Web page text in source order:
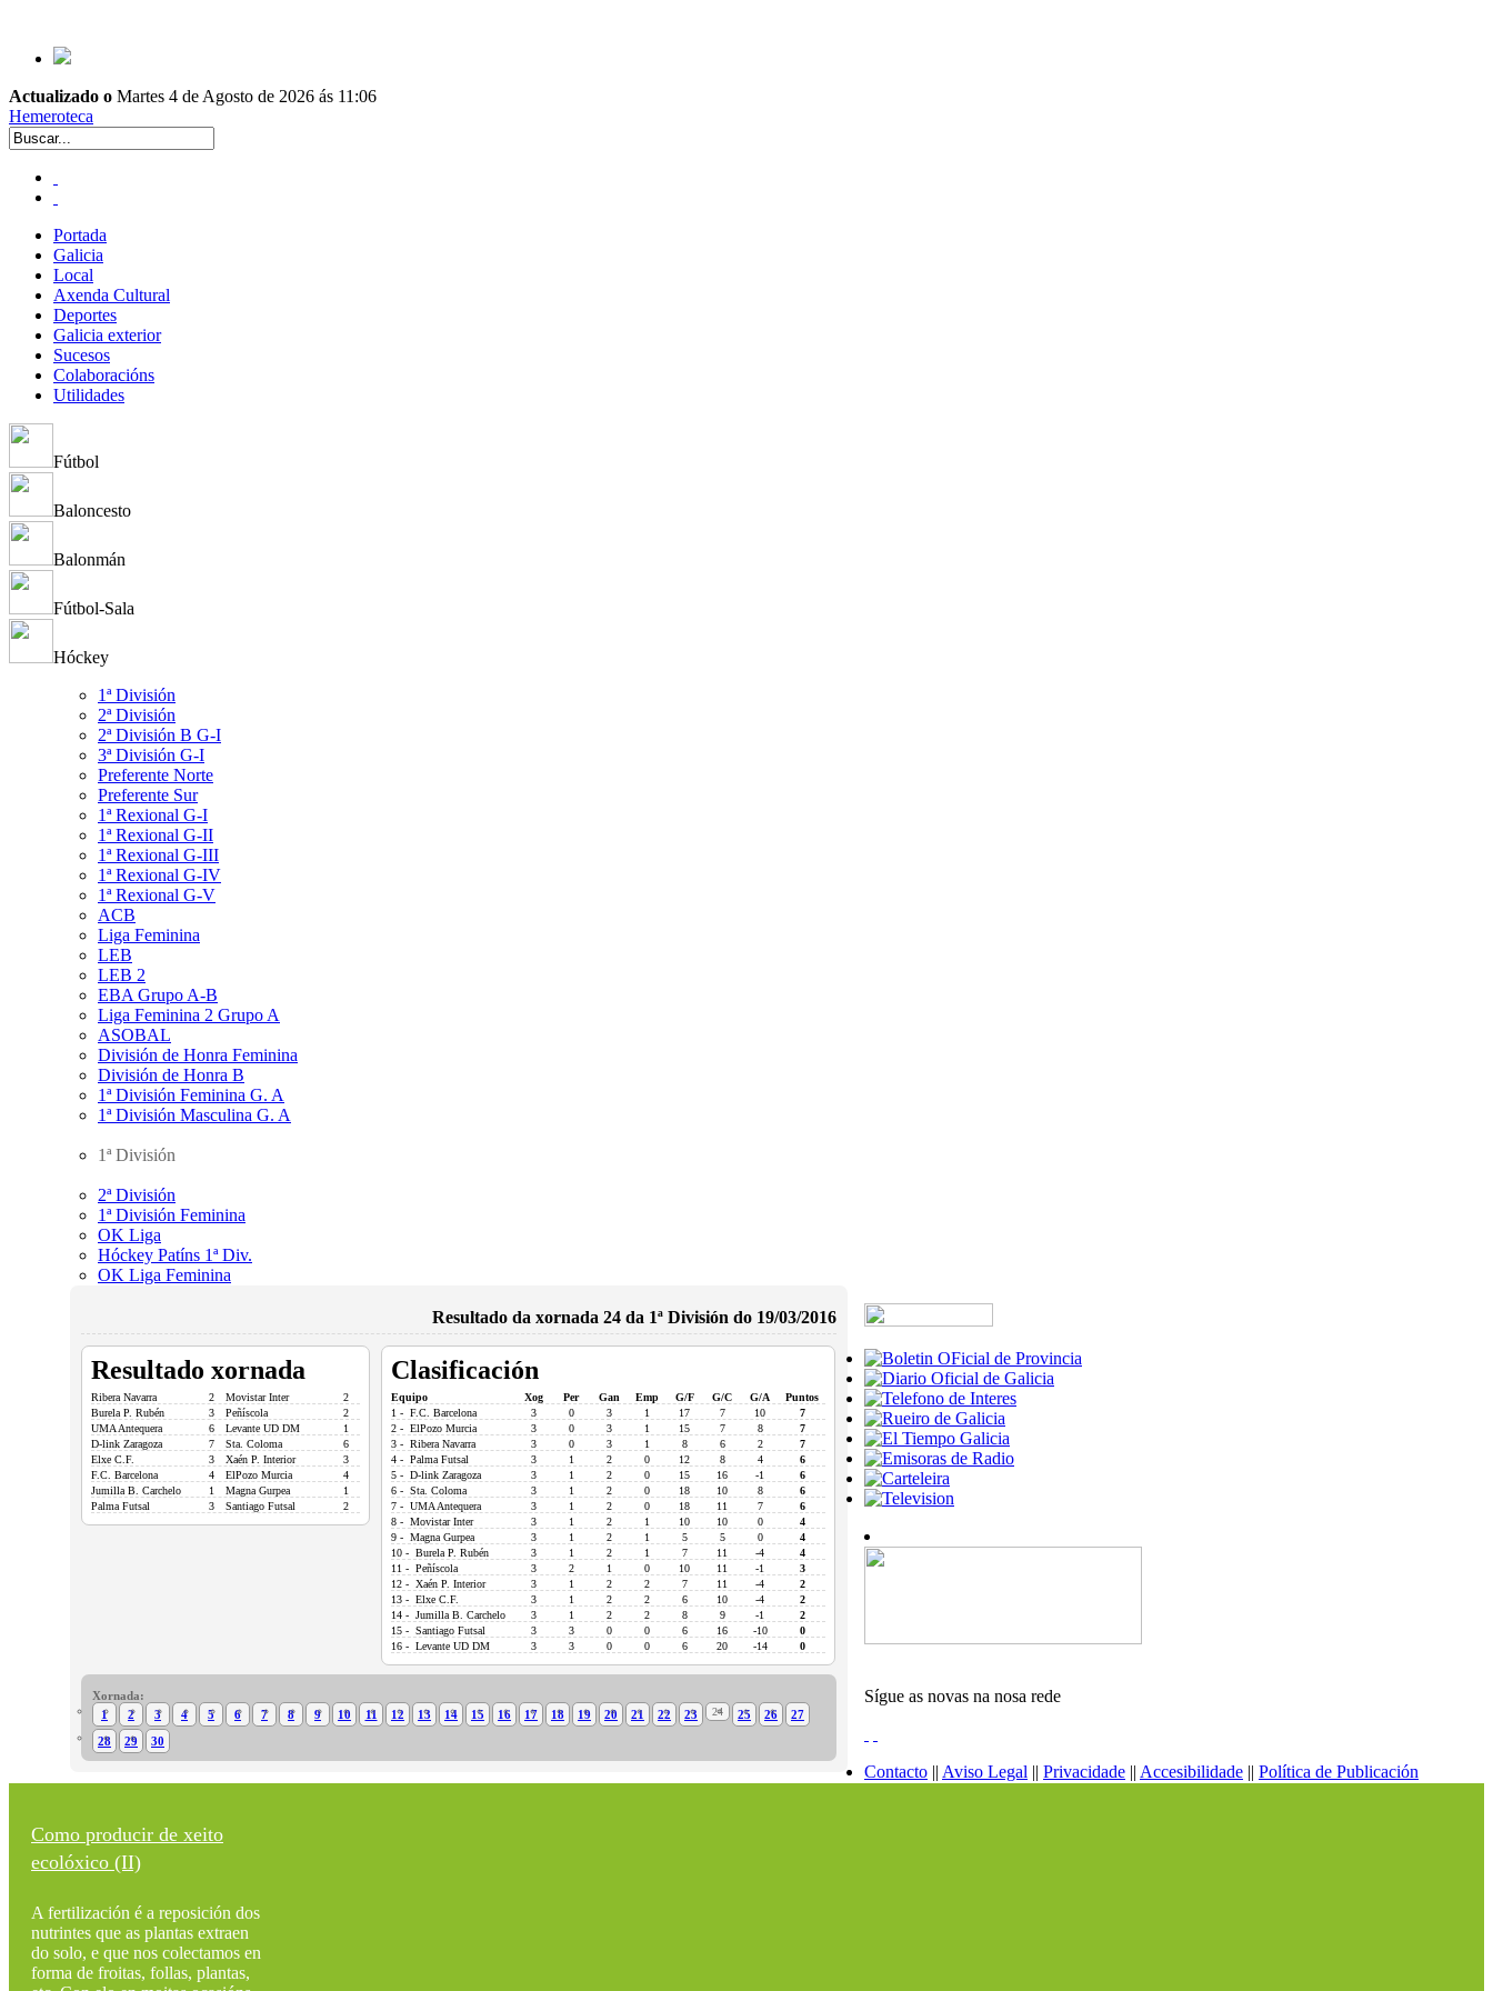
Actualizado o Martes 4 de Agosto de 2026 ás 11:06
Hemeroteca
Portada
Galicia
Local
Axenda Cultural
Deportes
Galicia exterior
Sucesos
Colaboracións
Utilidades
Fútbol
Baloncesto
Balonmán
Fútbol-Sala
Hóckey
1ª División
2ª División
2ª División B G-I
3ª División G-I
Preferente Norte
Preferente Sur
1ª Rexional G-I
1ª Rexional G-II
1ª Rexional G-III
1ª Rexional G-IV
1ª Rexional G-V
ACB
Liga Feminina
LEB
LEB 2
EBA Grupo A-B
Liga Feminina 2 Grupo A
ASOBAL
División de Honra Feminina
División de Honra B
1ª División Feminina G. A
1ª División Masculina G. A
1ª División
2ª División
1ª División Feminina
OK Liga
Hóckey Patíns 1ª Div.
OK Liga Feminina
Resultado da xornada 24 da 1ª División do 19/03/2016
Resultado xornada
Ribera Navarra 2 Movistar Inter
2
Burela P. Rubén
3 Peñíscola
2
UMA Antequera
6 Levante UD DM
1
D-link Zaragoza
7 Sta. Coloma
6
Elxe C.F.
3 Xaén P. Interior
3
F.C. Barcelona
4 ElPozo Murcia
4
Jumilla B. Carchelo
1 Magna Gurpea
1
Palma Futsal
3 Santiago Futsal 2
Clasificación
Equipo Xog Per Gan Emp G/F G/C G/A
Puntos
1 - F.C. Barcelona
3 0 3 1 17 7 10
7
2 - ElPozo Murcia
3 0 3 1 15 7 8
7
3 - Ribera Navarra
3 0 3 1 8 6 2
7
4 - Palma Futsal
3 1 2 0 12 8 4
6
5 - D-link Zaragoza
3 1 2 0 15 16 -1
6
6 - Sta. Coloma
3 1 2 0 18 10 8
6
7 - UMA Antequera
3 1 2 0 18 11 7
6
8 - Movistar Inter
3 1 2 1 10 10 0
4
9 - Magna Gurpea
3 1 2 1 5 5 0
4
10 - Burela P. Rubén
3 1 2 1 7 11 -4
4
11 - Peñíscola
3 2 1 0 10 11 -1
3
12 - Xaén P. Interior
3 1 2 2 7 11 -4
2
13 - Elxe C.F.
3 1 2 2 6 10 -4
2
14 - Jumilla B. Carchelo
3 1 2 2 8 9 -1
2
15 - Santiago Futsal
3 3 0 0 6 16 -10
0
16 - Levante UD DM
3 3 0 0 6 20 -14 0
Xornada:
1
2 3 4 5 6 7 8 9 10 11 12 13 14 15 16 17 18 19 20 21 22 23 24 25 26
27
28
29 30
Como producir de xeito
ecolóxico (II)
A fertilización é a reposición dos
nutrintes que as plantas extraen
do solo, e que nos colectamos en
forma de froitas, follas, plantas,
Sígue as novas na nosa rede
Contacto || Aviso Legal || Privacidade || Accesibilidade || Política de Publicación